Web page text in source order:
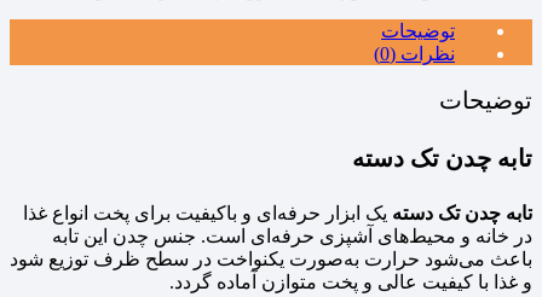
توضیحات
نظرات (0)
توضیحات
تابه چدن تک‌ دسته
تابه چدن تک‌ دسته یک ابزار حرفه‌ای و باکیفیت برای پخت انواع غذا
در خانه و محیط‌های آشپزی حرفه‌ای است. جنس چدن این تابه
باعث می‌شود حرارت به‌صورت یکنواخت در سطح ظرف توزیع شود
و غذا با کیفیت عالی و پخت متوازن آماده گردد.